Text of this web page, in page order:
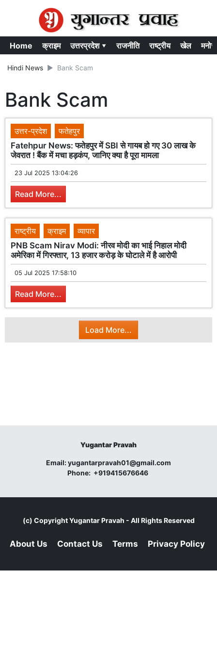
Home क्राइम उत्तरप्रदेश ▾ राजनीति राष्ट्रीय खेल
Hindi News Bank Scam
Bank Scam
उत्तर-प्रदेश
फतेहपुर
Fatehpur News: फतेहपुर में SBI से गायब हो गए 30 लाख के
जेवरात ! बैंक में मचा हड़कंप, जानिए क्या है पूरा मामला
23 Jul 2025 13:04:26
Read More...
राष्ट्रीय क्राइम
व्यापार
PNB Scam Nirav Modi: नीरव मोदी का भाई निहाल मोदी
अमेरिका में गिरफ्तार, 13 हजार करोड़ के घोटाले में है आरोपी
05 Jul 2025 17:58:10
Read More...
Load More...
Yugantar Pravah
Email:yugantarpravah01@gmail.com
Phone: +919415676646
(c) CopyrightYugantar Pravah - All Rights Reserved
About Us Contact Us Terms Privacy Policy